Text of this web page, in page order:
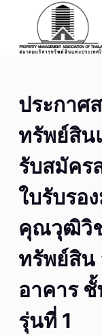
o
e
ประกาศ
ทรัพย์สิน
รับสมัคร
ใบรับรอ
คุณวุฒิวิ
ทรัพย์สิน
อาคาร
รุ่นที่ 1